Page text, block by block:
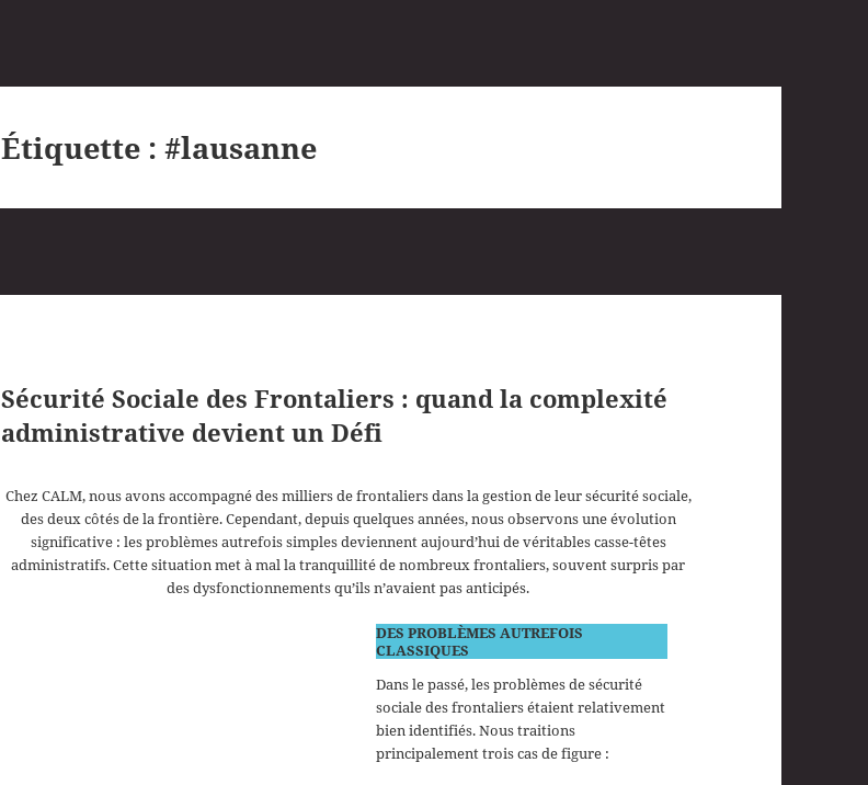
Étiquette :#lausanne
Sécurité Sociale des Frontaliers : quand la complexité
administrative devient un Défi
Chez CALM, nous avons accompagné des milliers de frontaliers dans la gestion de leur sécurité sociale,
des deux côtés de la frontière. Cependant, depuis quelques années, nous observons une évolution
significative : les problèmes autrefois simples deviennent aujourd’hui de véritables casse-têtes
administratifs. Cette situation met à mal la tranquillité de nombreux frontaliers, souvent surpris par
des dysfonctionnements qu’ils n’avaient pas anticipés.
DES PROBLÈMES AUTREFOIS
CLASSIQUES
Dans le passé, les problèmes de sécurité
sociale des frontaliers étaient relativement
bien identifiés. Nous traitions
principalement trois cas de figure :